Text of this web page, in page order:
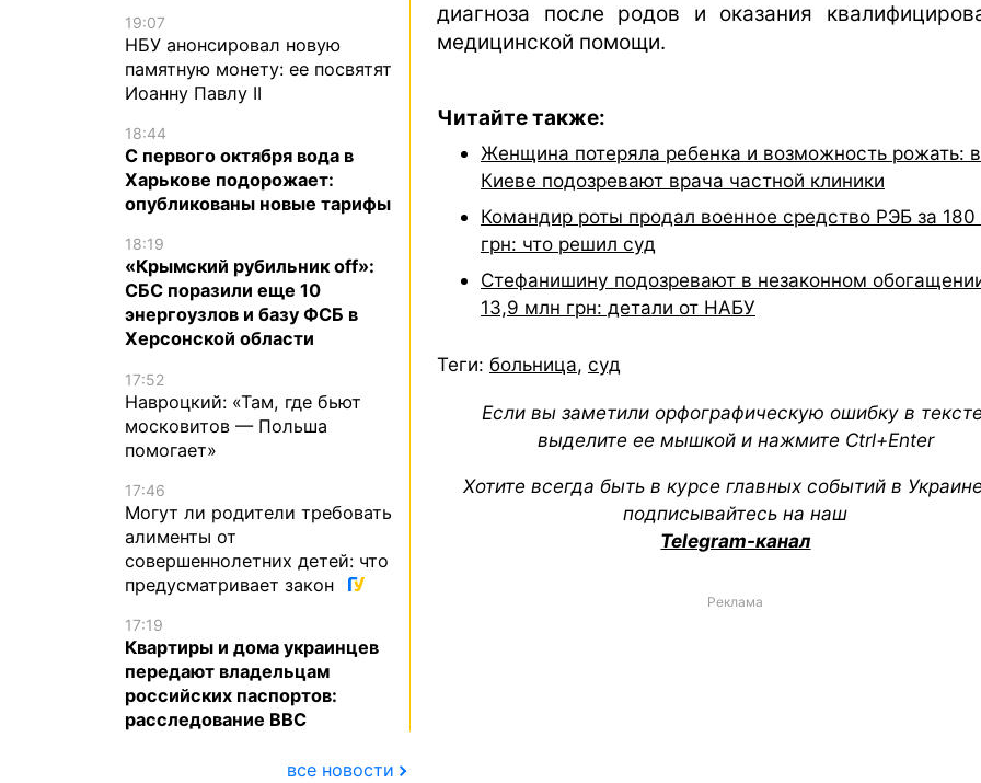
диагноза после родов и оказания
медицинской помощи.
Читайте также:
Женщина потеряла ребенка и возможность рожать: в
Киеве подозревают врача частной клиники
Командир роты продал военное средство РЭБ за 180
грн: что решил суд
Стефанишину подозревают в незаконном
13,9 млн грн: детали от НАБУ
Теги: больница, суд
Если вы заметили орфографическую ошибку в
выделите ее мышкой и нажмите Ctrl+Enter
Хотите всегда быть в курсе главных событий в
подписывайтесь на наш
Telegram-канал
Реклама
19:07
НБУ анонсировал новую
памятную монету: ее посвятят
Иоанну Павлу II
18:44
С первого октября вода в
Харькове подорожает:
опубликованы новые тарифы
18:19
«Крымский рубильник off»:
СБС поразили еще 10
энергоузлов и базу ФСБ в
Херсонской области
17:52
Навроцкий: «Там, где бьют
московитов — Польша
помогает»
17:46
Могут ли родители требовать
алименты от
совершеннолетних детей: что
предусматривает закон
17:19
Квартиры и дома украинцев
передают владельцам
российских паспортов:
расследование BBC
все новости